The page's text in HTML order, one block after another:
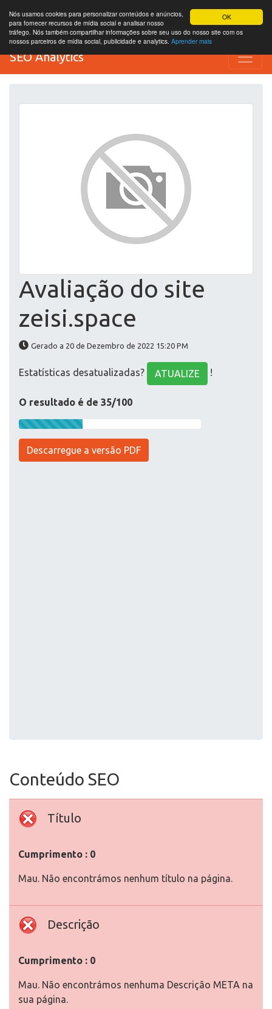
OK
Nós usamos cookies para personalizar conteúdos e anúncios,
para fornecer recursos de mídia social e analisar nosso
tráfego. Nós também compartilhar informações sobre seu uso do nosso site com os
nossos parceiros de mídia social, publicidade e analytics. Aprender mais
SEO Analytics
Avaliação do site
zeisi.space
Gerado a 20 de Dezembro de 2022 15:20 PM
Estatísticas desatualizadas? ATUALIZE !
O resultado é de 35/100
Descarregue a versão PDF
Conteúdo SEO
Título
Cumprimento : 0
Mau. Não encontrámos nenhum título na página.
Descrição
Cumprimento : 0
Mau. Não encontrámos nenhuma Descrição META na
sua página.